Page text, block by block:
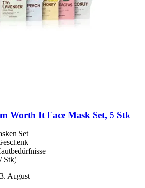
Worth It Face Mask Set, 5 Stk
Set
Stk)
August